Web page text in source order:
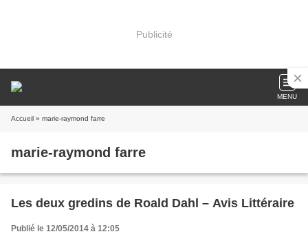
Publicité
MENU
Accueil » marie-raymond farre
marie-raymond farre
Les deux gredins de Roald Dahl – Avis Littéraire
Publié le 12/05/2014 à 12:05